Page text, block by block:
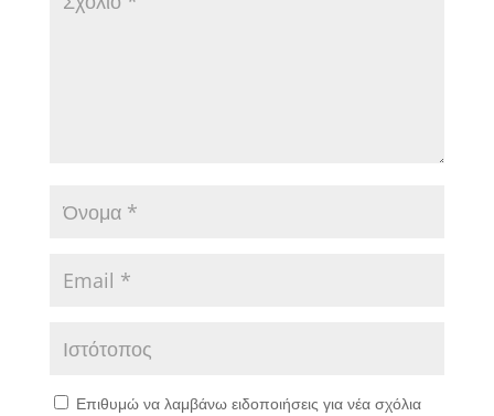
Επιθυμώ να λαμβάνω ειδοποιήσεις για νέα σχόλια